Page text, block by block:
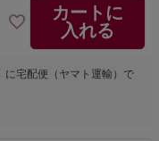
カートに
入れる
に宅配便（ヤマト運輸） で